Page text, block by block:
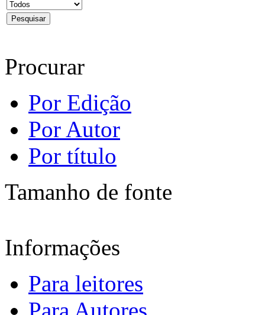
Procurar
Por Edição
Por Autor
Por título
Tamanho de fonte
Informações
Para leitores
Para Autores